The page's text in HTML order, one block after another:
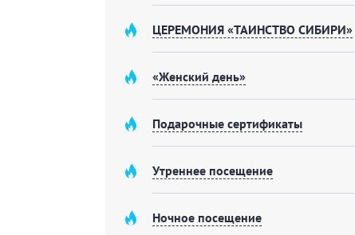
соединены спа территорией с хамамом и
сосны. Средний диаметр бревна
• 2 парных на дровах• бассейн 4:2 метра
туалет
• зона барбекю
• 2 комнаты отдыха• детский уголок
Вместимость до 21 персоны.
ЦЕРЕМОНИЯ «ТАИНСТВО СИБИРИ»
«Женский день»
Подарочные сертификаты
Утреннее посещение
Ночное посещение